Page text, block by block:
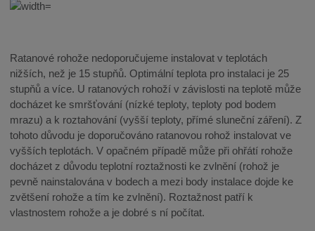
Ratanové rohože nedoporučujeme instalovat v teplotách
nižších, než je 15 stupňů. Optimální teplota pro instalaci je 25
stupňů a více. U ratanových rohoží v závislosti na teplotě může
docházet ke smršťování (nízké teploty, teploty pod bodem
mrazu) a k roztahování (vyšší teploty, přímé sluneční záření). Z
tohoto důvodu je doporučováno ratanovou rohož instalovat ve
vyšších teplotách. V opačném případě může při ohřátí rohože
docházet z důvodu teplotní roztažnosti ke zvlnění (rohož je
pevně nainstalována v bodech a mezi body instalace dojde ke
zvětšení rohože a tím ke zvlnění). Roztažnost patří k
vlastnostem rohože a je dobré s ní počítat.